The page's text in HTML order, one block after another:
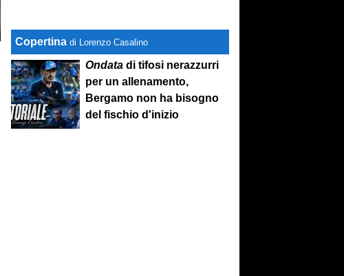
Copertina di Lorenzo Casalino
Ondata di tifosi nerazzurri
per un allenamento,
Bergamo non ha bisogno
del fischio d'inizio